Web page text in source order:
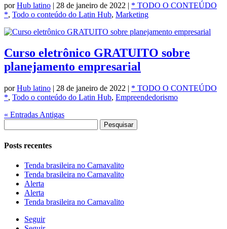
porHub latino | 28 de janeiro de 2022 | * TODO O CONTEÚDO
*, Todo o conteúdo do Latin Hub, Marketing
Curso eletrônico GRATUITO sobre
planejamento empresarial
porHub latino | 28 de janeiro de 2022 | * TODO O CONTEÚDO
*, Todo o conteúdo do Latin Hub, Empreendedorismo
« Entradas Antigas
por:
Posts recentes
Tenda brasileira no Carnavalito
Tenda brasileira no Carnavalito
Alerta
Alerta
Tenda brasileira no Carnavalito
Seguir